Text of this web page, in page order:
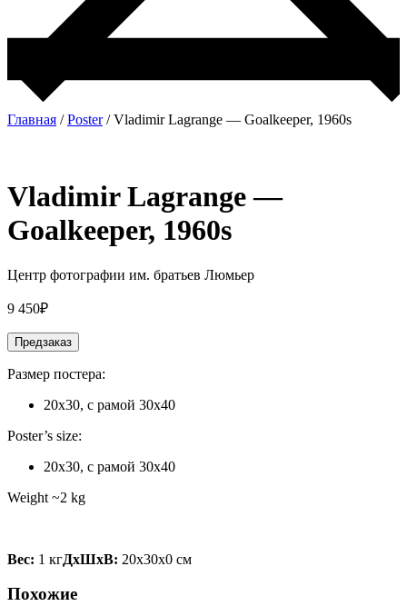
Главная /Poster/ Vladimir Lagrange — Goalkeeper, 1960s
Vladimir Lagrange —
Goalkeeper, 1960s
Центр фотографии им. братьев Люмьер
9 450₽
Предзаказ
Размер постера:
20х30, с рамой 30х40
Poster’s size:
20х30, с рамой 30х40
Weight ~2 kg
Вес: 1 кгДxШxВ: 20x30x0 см
Похожие